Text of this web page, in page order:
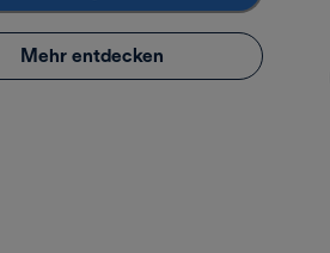
Mehr entdecken